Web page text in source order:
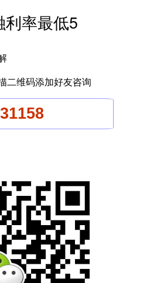
利率最低5
二维码添加好友咨询